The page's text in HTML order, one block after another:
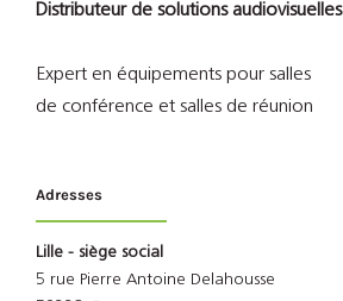
Distributeur de solutions audiovisuelles
Expert en équipements pour salles
de conférence et salles de réunion
Adresses
Lille - siège social
5 rue Pierre Antoine Delahousse